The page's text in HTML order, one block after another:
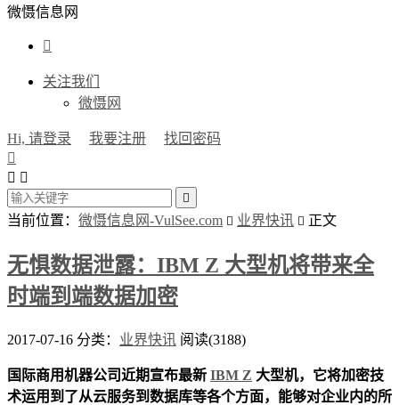
微慑信息网

关注我们
微慑网
Hi, 请登录 我要注册
找回密码

 

当前位置： 微慑信息网-VulSee.com  业界快讯  正文
无惧数据泄露：IBM Z 大型机将带来全
时端到端数据加密
2017-07-16 分类： 业界快讯 阅读(3188)
国际商用机器公司近期宣布最新 IBM Z 大型机，它将加密技
术运用到了从云服务到数据库等各个方面，能够对企业内的所